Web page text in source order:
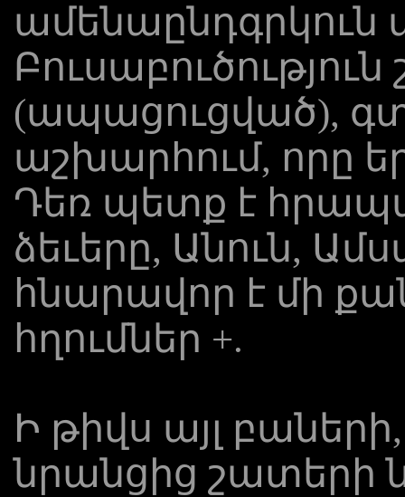
ամենաընդգրկուն
(ապացուցված),
աշխարհում, որը
Դեռ պետք է
ձեւերը, Անուն,
հնարավոր է մի
հղումներ +.
Ի թիվս այլ
նրանցից շատերի